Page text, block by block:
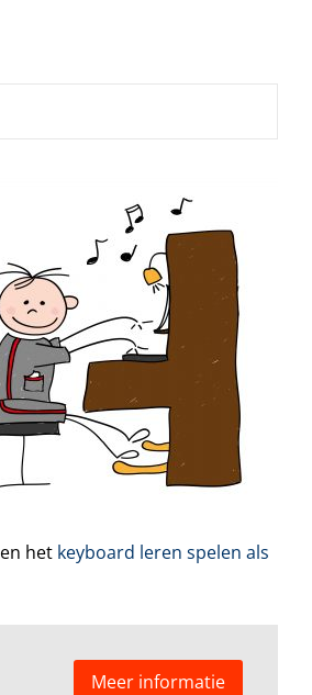
en het keyboard leren spelen als
Meer informatie